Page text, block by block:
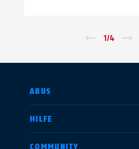
1/4
ABUS
HILFE
COMMUNITY
LAND AUSWÄHLEN
Deutschland